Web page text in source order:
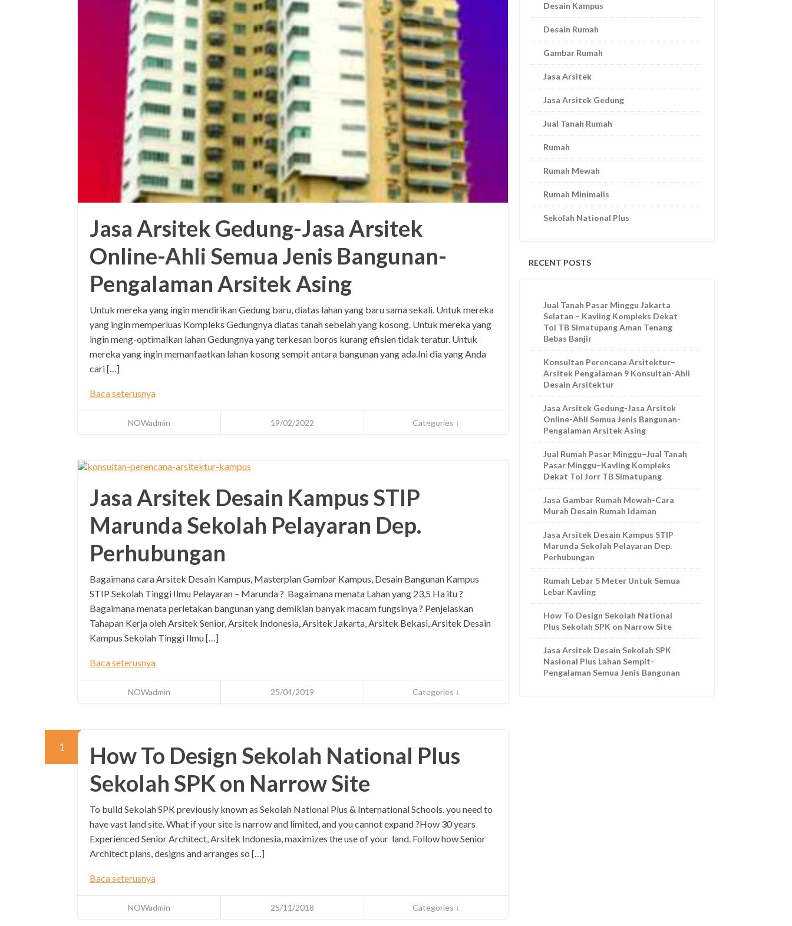
Jasa Arsitek Gedung-Jasa Arsitek
Online-Ahli Semua Jenis Bangunan-
Pengalaman Arsitek Asing
Untuk mereka yang ingin mendirikan Gedung baru, diatas lahan yang baru sama sekali. Untuk mereka
yang ingin memperluas Kompleks Gedungnya diatas tanah sebelah yang kosong. Untuk mereka yang
ingin meng-optimalkan lahan Gedungnya yang terkesan boros kurang efisien tidak teratur. Untuk
mereka yang ingin memanfaatkan lahan kosong sempit antara bangunan yang ada.Ini dia yang Anda
cari […]
Baca seterusnya
NOWadmin 19/02/2022 Categories ↓
Jasa Arsitek Desain Kampus STIP
Marunda Sekolah Pelayaran Dep.
Perhubungan
Bagaimana cara Arsitek Desain Kampus, Masterplan Gambar Kampus, Desain Bangunan Kampus
STIP Sekolah Tinggi Ilmu Pelayaran – Marunda ? Bagaimana menata Lahan yang 23,5 Ha itu ?
Bagaimana menata perletakan bangunan yang demikian banyak macam fungsinya ? Penjelaskan
Tahapan Kerja oleh Arsitek Senior, Arsitek Indonesia, Arsitek Jakarta, Arsitek Bekasi, Arsitek Desain
Kampus Sekolah Tinggi Ilmu […]
Baca seterusnya
NOWadmin 25/04/2019 Categories ↓
1
How To Design Sekolah National Plus
Sekolah SPK on Narrow Site
To build Sekolah SPK previously known as Sekolah National Plus & International Schools. you need to
have vast land site. What if your site is narrow and limited, and you cannot expand ?How 30 years
Experienced Senior Architect, Arsitek Indonesia, maximizes the use of your land. Follow how Senior
Architect plans, designs and arranges so […]
Baca seterusnya
NOWadmin 25/11/2018 Categories ↓
Desain Kampus
Desain Rumah
Gambar Rumah
Jasa Arsitek
Jasa Arsitek Gedung
Jual Tanah Rumah
Rumah
Rumah Mewah
Rumah Minimalis
Sekolah National Plus
RECENT POSTS
Jual Tanah Pasar Minggu Jakarta
Selatan – Kavling Kompleks Dekat
Tol TB Simatupang Aman Tenang
Bebas Banjir
Konsultan Perencana Arsitektur–
Arsitek Pengalaman 9 Konsultan-Ahli
Desain Arsitektur
Jasa Arsitek Gedung-Jasa Arsitek
Online-Ahli Semua Jenis Bangunan-
Pengalaman Arsitek Asing
Jual Rumah Pasar Minggu–Jual Tanah
Pasar Minggu–Kavling Kompleks
Dekat Tol Jorr TB Simatupang
Jasa Gambar Rumah Mewah-Cara
Murah Desain Rumah Idaman
Jasa Arsitek Desain Kampus STIP
Marunda Sekolah Pelayaran Dep.
Perhubungan
Rumah Lebar 5 Meter Untuk Semua
Lebar Kavling
How To Design Sekolah National
Plus Sekolah SPK on Narrow Site
Jasa Arsitek Desain Sekolah SPK
Nasional Plus Lahan Sempit-
Pengalaman Semua Jenis Bangunan